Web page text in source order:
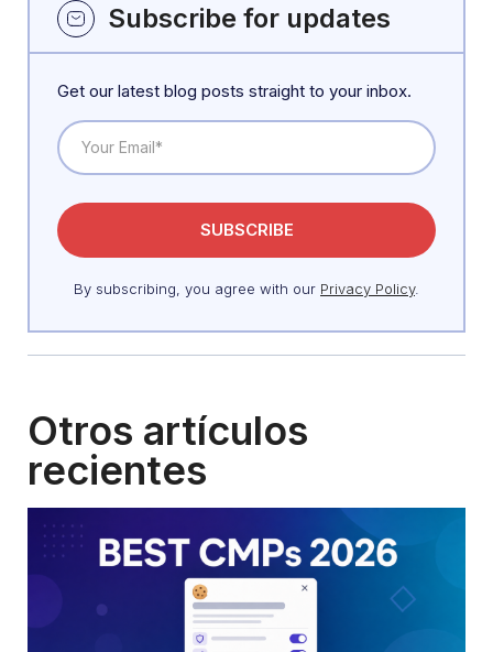
Subscribe for updates
Get our latest blog posts straight to your inbox.
By subscribing, you agree with our Privacy Policy.
Otros artículos
recientes